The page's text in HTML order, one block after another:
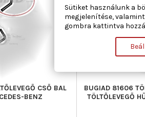
CSŐ BAL
BENZ
BUGIAD 81606
TÖLTŐLEVEGŐ
Sütiket használunk a
megjelenítése, valamint
gombra kattintva